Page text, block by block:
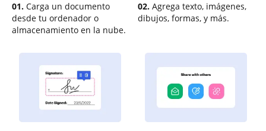
01. Carga un documento
desde tu ordenador o
almacenamiento en la nube.
02. Agrega texto, imágenes,
dibujos, formas, y más.